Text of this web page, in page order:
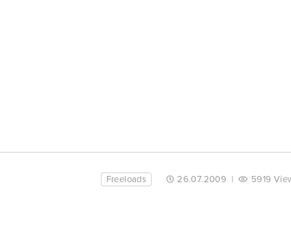
Freeloads 26.07.2009 | 5919